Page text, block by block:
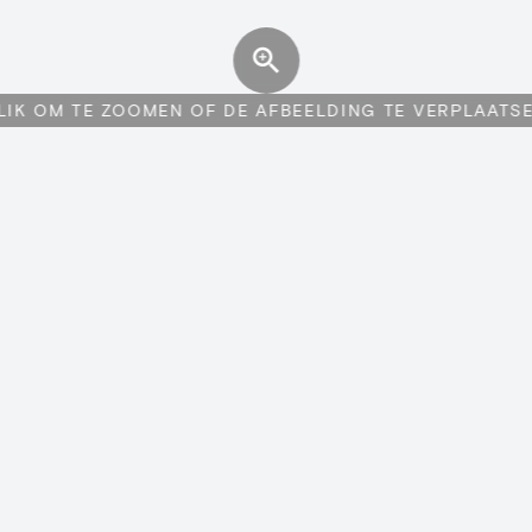
OM TE ZOOMEN OF DE AFBEELDING TE